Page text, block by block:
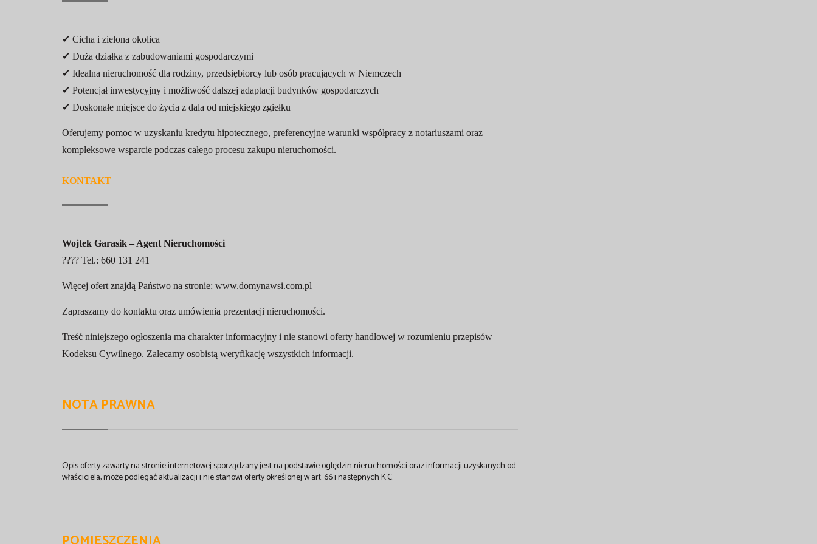
✔ Cicha i zielona okolica
✔ Duża działka z zabudowaniami gospodarczymi
✔ Idealna nieruchomość dla rodziny, przedsiębiorcy lub osób pracujących w Niemczech
✔ Potencjał inwestycyjny i możliwość dalszej adaptacji budynków gospodarczych
✔ Doskonałe miejsce do życia z dala od miejskiego zgiełku
Oferujemy pomoc w uzyskaniu kredytu hipotecznego, preferencyjne warunki współpracy z notariuszami oraz
kompleksowe wsparcie podczas całego procesu zakupu nieruchomości.
KONTAKT
Wojtek Garasik – Agent Nieruchomości
???? Tel.: 660 131 241
Więcej ofert znajdą Państwo na stronie: www.domynawsi.com.pl
Zapraszamy do kontaktu oraz umówienia prezentacji nieruchomości.
Treść niniejszego ogłoszenia ma charakter informacyjny i nie stanowi oferty handlowej w rozumieniu przepisów
Kodeksu Cywilnego. Zalecamy osobistą weryfikację wszystkich informacji.
NOTA PRAWNA
Opis oferty zawarty na stronie internetowej sporządzany jest na podstawie oględzin nieruchomości oraz informacji uzyskanych od
właściciela, może podlegać aktualizacji i nie stanowi oferty określonej w art. 66 i następnych K.C.